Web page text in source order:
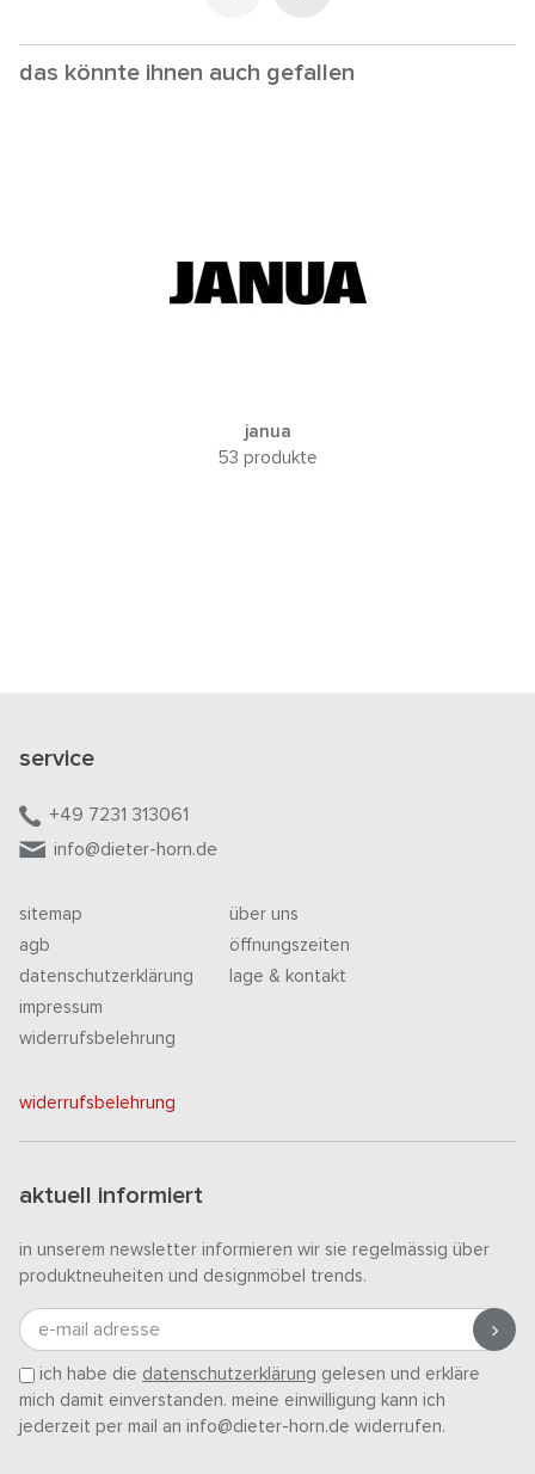
das könnte ihnen auch gefallen
janua
53 produkte
service
+49 7231 313061
info@dieter-horn.de
sitemap
agb
datenschutzerklärung
impressum
widerrufsbelehrung
über uns
öffnungszeiten
lage & kontakt
widerrufsbelehrung
aktuell informiert
in unserem newsletter informieren wir sie regelmässig über
produktneuheiten und designmöbel trends.
e-mail adresse
ich habe die datenschutzerklärung gelesen und erkläre
mich damit einverstanden. meine einwilligung kann ich
jederzeit per mail an info@dieter-horn.de widerrufen.